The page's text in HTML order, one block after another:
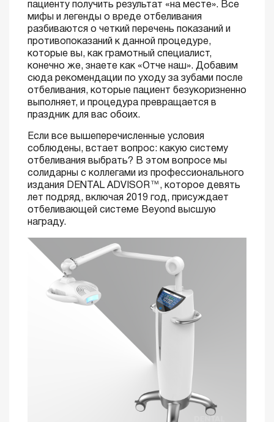
пациенту получить результат «на месте». Все
мифы и легенды о вреде отбеливания
разбиваются о четкий перечень показаний и
противопоказаний к данной процедуре,
которые вы, как грамотный специалист,
конечно же, знаете как «Отче наш». Добавим
сюда рекомендации по уходу за зубами после
отбеливания, которые пациент безукоризненно
выполняет, и процедура превращается в
праздник для вас обоих.
Если все вышеперечисленные условия
соблюдены, встает вопрос: какую систему
отбеливания выбрать? В этом вопросе мы
солидарны с коллегами из профессионального
издания DENTAL ADVISOR™, которое девять
лет подряд, включая 2019 год, присуждает
отбеливающей системе Beyond высшую
награду.